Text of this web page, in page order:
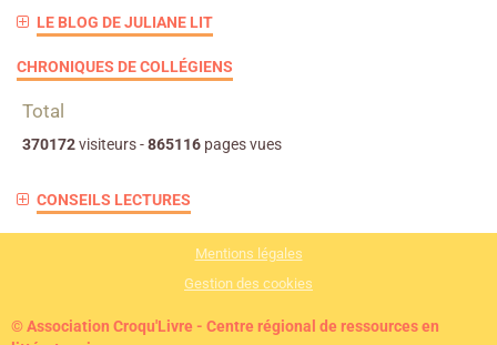
LE BLOG DE JULIANE LIT
CHRONIQUES DE COLLÉGIENS
Total
370172visiteurs -865116 pages vues
CONSEILS LECTURES
Mentions légales
Gestion des cookies
© Association Croqu'Livre - Centre régional de ressources en